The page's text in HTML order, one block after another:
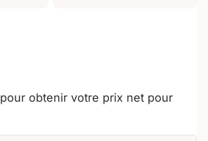
pour obtenir votre prix net pour